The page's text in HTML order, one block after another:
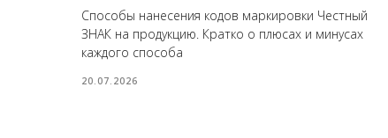
Способы нанесения кодов маркировки Честный
ЗНАК на продукцию. Кратко о плюсах и минусах
каждого способа
20.07.2026